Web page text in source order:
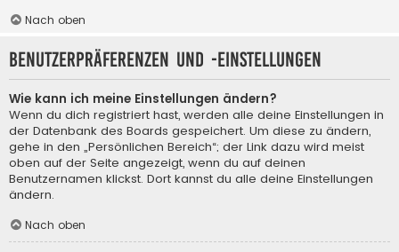
Nach oben
Benutzerpräferenzen und -einstellungen
Wie kann ich meine Einstellungen ändern?
Wenn du dich registriert hast, werden alle deine Einstellungen in
der Datenbank des Boards gespeichert. Um diese zu ändern,
gehe in den „Persönlichen Bereich“; der Link dazu wird meist
oben auf der Seite angezeigt, wenn du auf deinen
Benutzernamen klickst. Dort kannst du alle deine Einstellungen
ändern.
Nach oben